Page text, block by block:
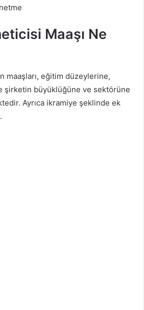
Maaşı Ne
maaşları, eğitim düzeylerine,
şirketin büyüklüğüne ve sektörüne
Ayrıca ikramiye şeklinde ek